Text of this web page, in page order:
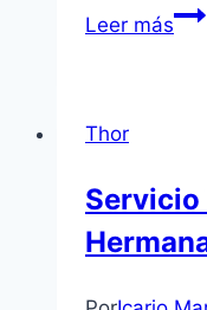
Leer más
Thor
Servicio